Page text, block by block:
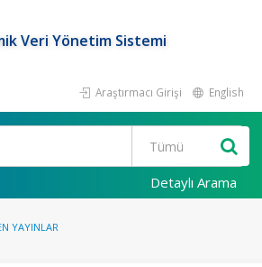
Veri Yönetim Sistemi
Araştırmacı Girişi English
Detaylı Arama
YAYINLAR